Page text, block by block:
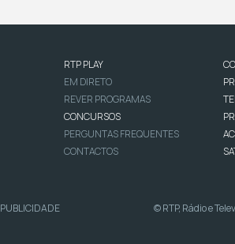
RTP PLAY
EM DIRETO
REVER PROGRAMAS
CONCURSOS
PERGUNTAS FREQUENTES
CONTACTOS
PUBLICIDADE © RTP, Rádio e